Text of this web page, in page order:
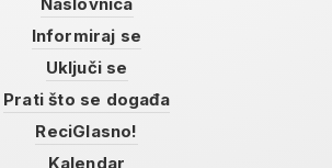
Informiraj se
Uključi se
Prati što se događa
ReciGlasno!
Kalendar